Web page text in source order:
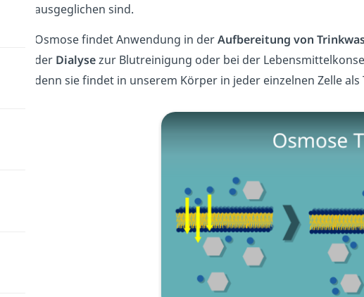
ausgeglichen sind.
Osmose findet Anwendung in derAufbereitung von
der Dialysezur Blutreinigung oder bei der
denn sie findet in unserem Körper in jeder einzelnen Zelle